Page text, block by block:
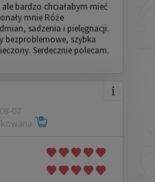
bardzo chciałabym mieć
mnie Róże
sadzenia i pielęgnacji.
bezproblemowe, szybka
Serdecznie polecam.
07